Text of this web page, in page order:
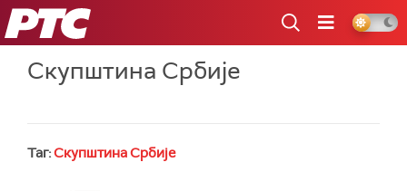
РТС
Скупштина Србије
Таг:Скупштина Србије